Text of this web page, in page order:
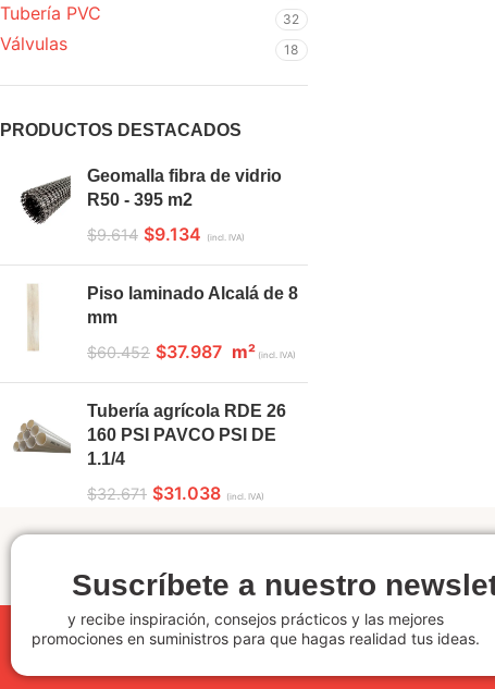
Tubería PVC 32
Válvulas 18
PRODUCTOS DESTACADOS
Geomalla fibra de vidrio
R50 - 395 m2
$9.614 $9.134 (incl. IVA)
Piso laminado Alcalá de 8
mm
$60.452 $37.987 m² (incl. IVA)
Tubería agrícola RDE 26
160 PSI PAVCO PSI DE
1.1/4
$32.671 $31.038 (incl. IVA)
Suscríbete a nuestro
y recibe inspiración, consejos prácticos y las mejores
promociones en suministros para que hagas realidad tus ideas.